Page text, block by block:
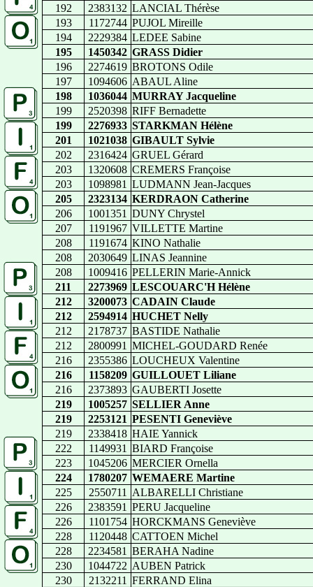
192
2383132 LANCIAL Thérèse
193
1172744 PUJOL Mireille
194
2229384 LEDEE Sabine
195
1450342 GRASS Didier
196
2274619 BROTONS Odile
197
1094606 ABAUL Aline
198
1036044 MURRAY Jacqueline
199
2520398 RIFF Bernadette
199
2276933 STARKMAN Hélène
201
1021038 GIBAULT Sylvie
202
2316424 GRUEL Gérard
203
1320608 CREMERS Françoise
203
1098981 LUDMANN Jean-Jacques
205
2323134 KERDRAON Catherine
206
1001351 DUNY Chrystel
207
1191967 VILLETTE Martine
208
1191674 KINO Nathalie
208
2030649 LINAS Jeannine
208
1009416 PELLERIN Marie-Annick
211
2273969 LESCOUARC'H Hélène
212
3200073 CADAIN Claude
212
2594914 HUCHET Nelly
212
2178737 BASTIDE Nathalie
212
2800991 MICHEL-GOUDARD Renée
216
2355386 LOUCHEUX Valentine
216
1158209 GUILLOUET Liliane
216
2373893 GAUBERTI Josette
219
1005257 SELLIER Anne
219
2253121 PESENTI Geneviève
219
2338418 HAIE Yannick
222
1149931 BIARD Françoise
223
1045206 MERCIER Ornella
224
1780207 WEMAERE Martine
225
2550711
ALBARELLI Christiane
226
2383591 PERU Jacqueline
226
1101754 HORCKMANS Geneviève
228
1120448 CATTOEN Michel
228
2234581 BERAHA Nadine
230
1044722 AUBEN Patrick
230
2132211 FERRAND Elina